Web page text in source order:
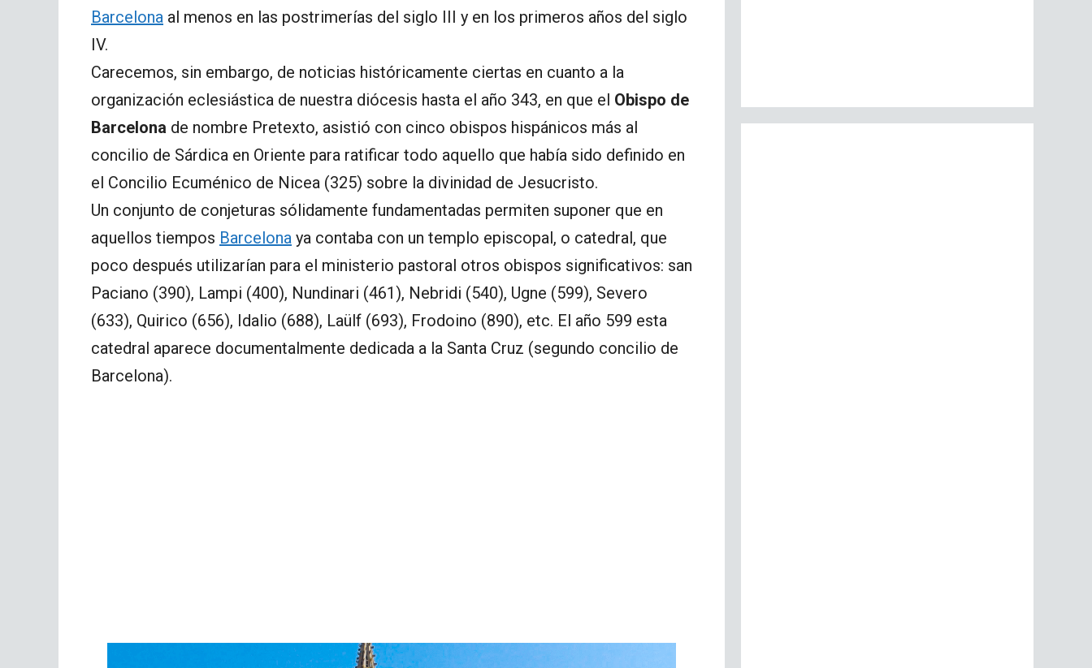
Barcelona al menos en las postrimerías del siglo III y en los primeros años del siglo
IV.
Carecemos, sin embargo, de noticias históricamente ciertas en cuanto a la
organización eclesiástica de nuestra diócesis hasta el año 343, en que el Obispo de
Barcelona de nombre Pretexto, asistió con cinco obispos hispánicos más al
concilio de Sárdica en Oriente para ratificar todo aquello que había sido definido en
el Concilio Ecuménico de Nicea (325) sobre la divinidad de Jesucristo.
Un conjunto de conjeturas sólidamente fundamentadas permiten suponer que en
aquellos tiempos Barcelona ya contaba con un templo episcopal, o catedral, que
poco después utilizarían para el ministerio pastoral otros obispos significativos: san
Paciano (390), Lampi (400), Nundinari (461), Nebridi (540), Ugne (599), Severo
(633), Quirico (656), Idalio (688), Laülf (693), Frodoino (890), etc. El año 599 esta
catedral aparece documentalmente dedicada a la Santa Cruz (segundo concilio de
Barcelona).